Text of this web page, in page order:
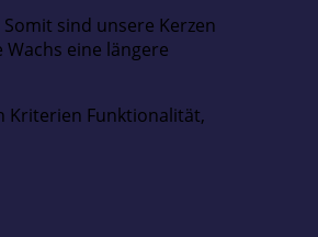
sind unsere Kerzen
eine längere
Kriterien Funktionalität,